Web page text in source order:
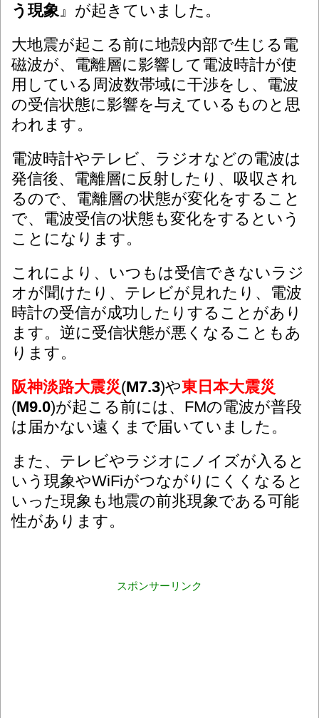
う現象 』が起きていました。
大地震が起こる前に地殻内部で生じる電
磁波が、電離層に影響して電波時計が使
用している周波数帯域に干渉をし、電波
の受信状態に影響を与えているものと思
われます。
電波時計やテレビ、ラジオなどの電波は
発信後、電離層に反射したり、吸収され
るので、電離層の状態が変化をすること
で、電波受信の状態も変化をするという
ことになります。
これにより、いつもは受信できないラジ
オが聞けたり、テレビが見れたり、電波
時計の受信が成功したりすることがあり
ます。逆に受信状態が悪くなることもあ
ります。
阪神淡路大震災(M7.3)や東日本大震災
(M9.0)が起こる前には、FMの電波が普段
は届かない遠くまで届いていました。
また、テレビやラジオにノイズが入ると
いう現象やWiFiがつながりにくくなると
いった現象も地震の前兆現象である可能
性があります。
スポンサーリンク